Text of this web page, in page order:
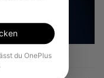
du OnePlus